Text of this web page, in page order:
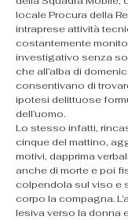
locale Procura della
intraprese attività
costantemente
investigativo senza
che all’alba di
consentivano di
ipotesi delittuose
dell’uomo.
Lo stesso infatti,
cinque del mattino,
motivi, dapprima
anche di morte e poi
colpendola sul viso e
corpo la compagna.
lesiva verso la donna